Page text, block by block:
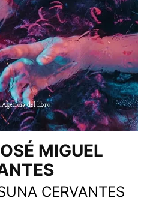
MIGUEL
CERVANTES